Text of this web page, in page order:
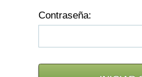
Contraseña: